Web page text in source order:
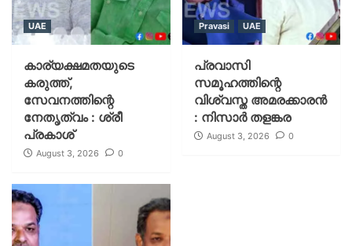
UAE
കാര്യക്ഷമതയുടെ
കരുത്ത്,
സേവനത്തിന്റെ
നേതൃത്വം : ശ്രീ
പ്രകാശ്
August 3, 2026 0
Pravasi UAE
പ്രവാസി
സമൂഹത്തിന്റെ
വിശ്വസ്ത അമരക്കാരൻ
: നിസാർ തളങ്കര
August 3, 2026 0